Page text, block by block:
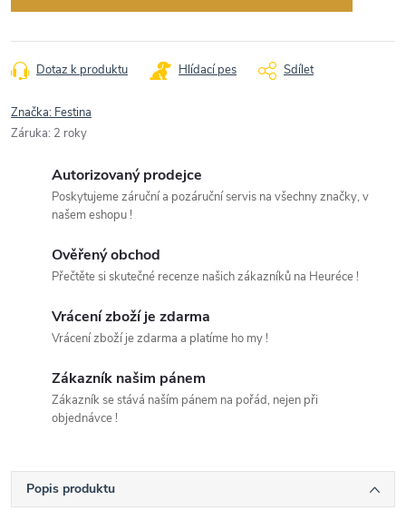
Dotaz k produktu Hlídací pes Sdílet
Značka: Festina
Záruka: 2 roky
Autorizovaný prodejce
Poskytujeme záruční a pozáruční servis na všechny značky, v
našem eshopu !
Ověřený obchod
Přečtěte si skutečné recenze našich zákazníků na Heuréce !
Vrácení zboží je zdarma
Vrácení zboží je zdarma a platíme ho my !
Zákazník našim pánem
Zákazník se stává naším pánem na pořád, nejen při
objednávce !
Popis produktu